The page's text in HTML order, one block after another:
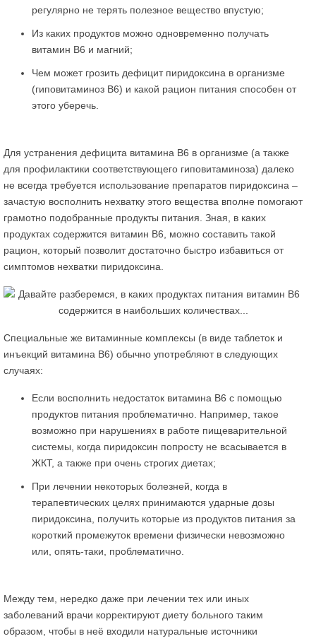
регулярно не терять полезное вещество впустую;
Из каких продуктов можно одновременно получать
витамин В6 и магний;
Чем может грозить дефицит пиридоксина в организме
(гиповитаминоз В6) и какой рацион питания способен от
этого уберечь.
Для устранения дефицита витамина В6 в организме (а также
для профилактики соответствующего гиповитаминоза) далеко
не всегда требуется использование препаратов пиридоксина –
зачастую восполнить нехватку этого вещества вполне помогают
грамотно подобранные продукты питания. Зная, в каких
продуктах содержится витамин В6, можно составить такой
рацион, который позволит достаточно быстро избавиться от
симптомов нехватки пиридоксина.
Специальные же витаминные комплексы (в виде таблеток и
инъекций витамина В6) обычно употребляют в следующих
случаях:
Если восполнить недостаток витамина В6 с помощью
продуктов питания проблематично. Например, такое
возможно при нарушениях в работе пищеварительной
системы, когда пиридоксин попросту не всасывается в
ЖКТ, а также при очень строгих диетах;
При лечении некоторых болезней, когда в
терапевтических целях принимаются ударные дозы
пиридоксина, получить которые из продуктов питания за
короткий промежуток времени физически невозможно
или, опять-таки, проблематично.
Между тем, нередко даже при лечении тех или иных
заболеваний врачи корректируют диету больного таким
образом, чтобы в неё входили натуральные источники